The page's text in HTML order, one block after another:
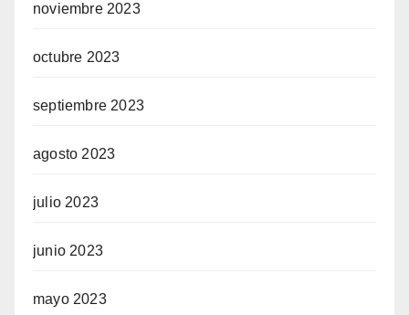
noviembre 2023
octubre 2023
septiembre 2023
agosto 2023
julio 2023
junio 2023
mayo 2023